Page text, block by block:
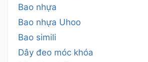
Bao nhựa
Bao nhựa Uhoo
Bao simili
Dây đeo móc khóa